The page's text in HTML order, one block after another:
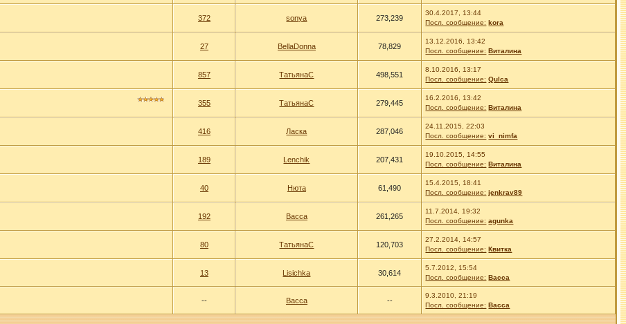
372 sonya 273,239
30.4.2017, 13:44
Посл. сообщение: kora
27 BellaDonna 78,829
13.12.2016, 13:42
Посл. сообщение: Виталина
857 ТатьянаС 498,551
8.10.2016, 13:17
Посл. сообщение: Qulca
355 ТатьянаС 279,445
16.2.2016, 13:42
Посл. сообщение: Виталина
416 Ласка 287,046
24.11.2015, 22:03
Посл. сообщение: vi_nimfa
189 Lenchik 207,431
19.10.2015, 14:55
Посл. сообщение: Виталина
40 Нюта 61,490
15.4.2015, 18:41
Посл. сообщение: jenkrav89
192 Васса 261,265
11.7.2014, 19:32
Посл. сообщение: agunka
80 ТатьянаС 120,703
27.2.2014, 14:57
Посл. сообщение: Квитка
13 Lisichka 30,614
5.7.2012, 15:54
Посл. сообщение: Васса
-- Васса --
9.3.2010, 21:19
Посл. сообщение: Васса